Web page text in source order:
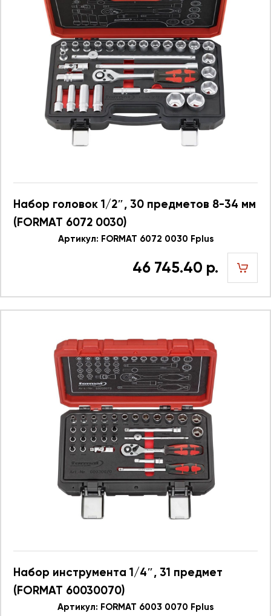
Набор головок 1/2″, 30 предметов 8-34 мм
(FORMAT 6072 0030)
Артикул: FORMAT 6072 0030 Fplus
46 745.40 р.
Набор инструмента 1/4″, 31 предмет
(FORMAT 60030070)
Артикул: FORMAT 6003 0070 Fplus